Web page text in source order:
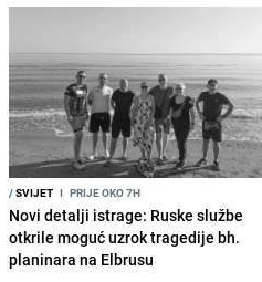
/SVIJET I PRIJE OKO 7H
Novi detalji istrage: Ruske službe
otkrile moguć uzrok tragedije bh.
planinara na Elbrusu